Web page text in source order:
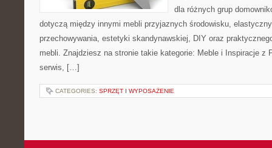
dla różnych grup
dotyczą między innymi mebli przyjaznych środowisku,
przechowywania, estetyki skandynawskiej, DIY oraz
mebli. Znajdziesz na stronie takie kategorie: Meble i Inspiracje z
serwis, […]
CATEGORIES: SPRZĘT I WYPOSAŻENIE